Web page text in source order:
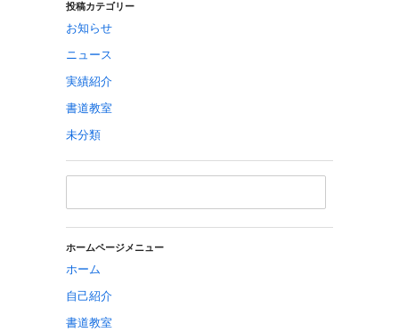
投稿カテゴリー
お知らせ
ニュース
実績紹介
書道教室
未分類
ホームページメニュー
ホーム
自己紹介
書道教室